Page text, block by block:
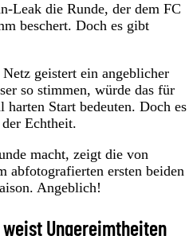
Leak die Runde, der dem FC
beschert. Doch es gibt
geistert ein angeblicher
so stimmen, würde das für
Start bedeuten. Doch es
Echtheit.
macht, zeigt die von
abfotografierten ersten beiden
Angeblich!
Ungereimtheiten